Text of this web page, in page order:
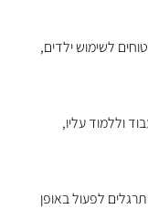
לשימוש ילדים,
וללמוד עליו,
לפעול באופן